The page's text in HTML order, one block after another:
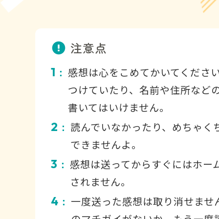
注意点
1 ： 感想は心をこめてかいてくださ
つけていたり、名前や住所など
書いてはいけません。
2 ： 読んでいなかったり、めちゃく
できませんよ。
3 ： 感想は送ってからすぐにはホー
されません。
4 ： 一度送った感想は取り消せませ